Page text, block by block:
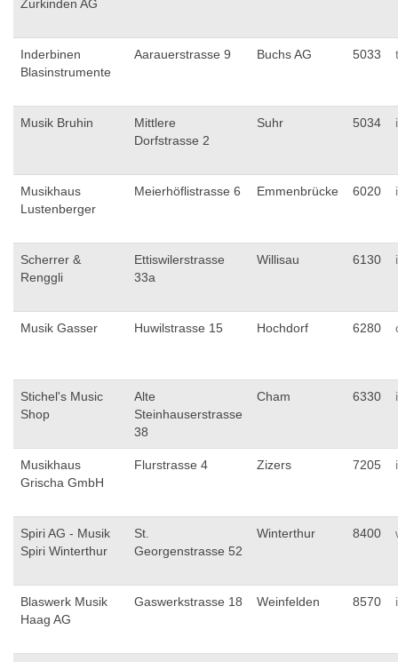
Zurkinden AG
Inderbinen
Blasinstrumente
Aarauerstrasse 9 Buchs AG 5033
Musik Bruhin
Mittlere
Dorfstrasse 2
Suhr 5034
Musikhaus
Lustenberger
Meierhöflistrasse 6 Emmenbrücke 6020
Scherrer &
Renggli
Ettiswilerstrasse
33a
Willisau 6130
Musik Gasser Huwilstrasse 15 Hochdorf 6280
Stichel's Music
Shop
Alte
Steinhauserstrasse
38
Cham 6330
Musikhaus
Grischa GmbH
Flurstrasse 4 Zizers 7205
Spiri AG - Musik
Spiri Winterthur
St.
Georgenstrasse 52
Winterthur 8400
Blaswerk Musik
Haag AG
Gaswerkstrasse 18 Weinfelden 8570